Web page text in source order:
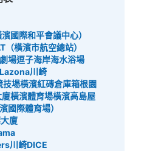
國際和平會議中心）
（橫濱市航空總站）
場逗子海岸海水浴場
Lazona川崎
技場橫濱紅磚倉庫箱根園
廈橫濱體育場橫濱高島屋
國際體育場）
廈
川崎DICE